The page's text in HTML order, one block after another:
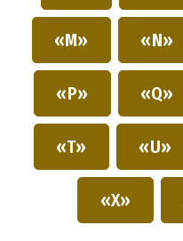
«M» «N»
«P» «Q»
«T» «U»
«X»